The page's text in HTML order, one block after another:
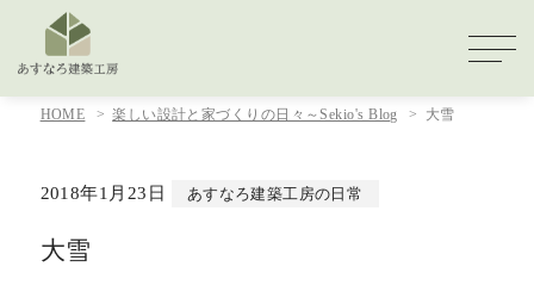
HOME 楽しい設計と家づくりの日々～Sekio's Blog 大雪
2018年1月23日 あすなろ建築工房の日常
大雪